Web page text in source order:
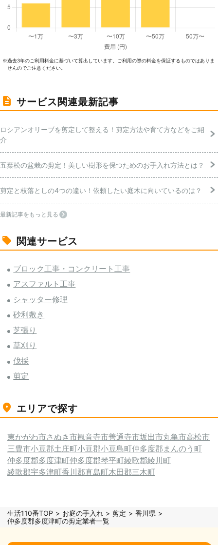
※過去3年のご利⽤料⾦に基づいて算出しています。ご利⽤の際の料⾦を保証するものではありま
せんのでご注意ください。
サービス関連最新記事
ロシアンオリーブを剪定して整える！剪定方法や育て方などをご紹
介
五葉松の盆栽の剪定！美しい樹形を保つためのお手入れ方法とは？
剪定と枝落としの4つの違い！依頼したい庭木に向いているのは？
最新記事をもっと見る
関連サービス
ブロック工事・コンクリート工事
アスファルト工事
シャッター修理
砂利敷き
芝張り
草刈り
伐採
剪定
エリアで探す
東かがわ市さぬき市観音寺市善通寺市坂出市丸亀市高松市
三豊市小豆郡土庄町小豆郡小豆島町仲多度郡まんのう町
仲多度郡多度津町仲多度郡琴平町綾歌郡綾川町
綾歌郡宇多津町香川郡直島町木田郡三木町
生活110番TOP お庭の手入れ 剪定
香川県
仲多度郡多度津町の剪定業者一覧